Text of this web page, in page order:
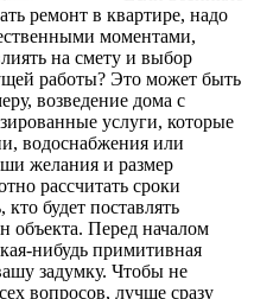
ремонт в квартире, надо
моментами,
на смету и выбор
работы? Это может быть
возведение дома с
услуги, которые
водоснабжения или
желания и размер
рассчитать сроки
будет поставлять
объекта. Перед началом
нибудь примитивная
задумку. Чтобы не
вопросов, лучше сразу